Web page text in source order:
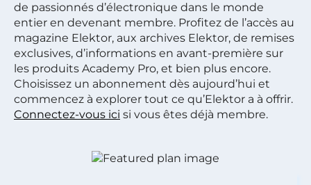
de passionnés d’électronique dans le monde
entier en devenant membre. Profitez de l’accès au
magazine Elektor, aux archives Elektor, de remises
exclusives, d’informations en avant-première sur
les produits Academy Pro, et bien plus encore.
Choisissez un abonnement dès aujourd’hui et
commencez à explorer tout ce qu’Elektor a à offrir.
Connectez-vous ici si vous êtes déjà membre.